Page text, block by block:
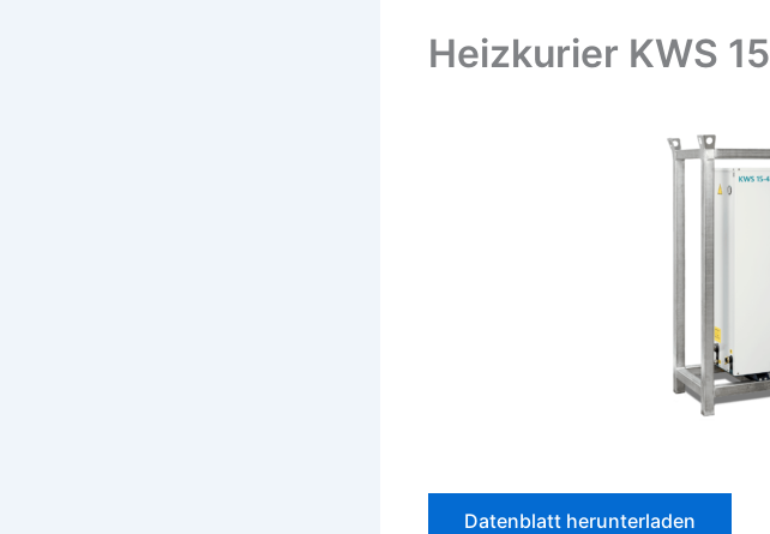
Heizkurier KWS 15
Datenblatt herunterladen